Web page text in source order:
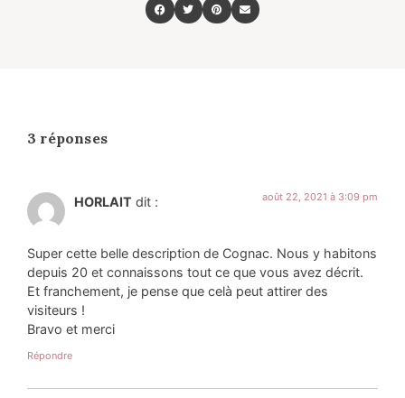
3 réponses
HORLAIT dit : août 22, 2021 à 3:09 pm
Super cette belle description de Cognac. Nous y habitons
depuis 20 et connaissons tout ce que vous avez décrit.
Et franchement, je pense que celà peut attirer des
visiteurs !
Bravo et merci
Répondre